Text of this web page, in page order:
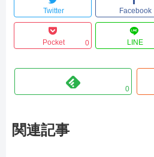
Twitter Facebook
Pocket 0 LINE
0
関連記事